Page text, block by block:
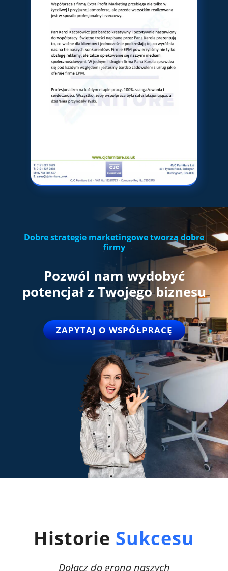
Dobre strategie marketingowe tworzą dobre
firmy
Pozwól nam wydobyć
potencjał z Twojego biznesu
ZAPYTAJ O WSPÓŁPRACĘ
Historie Sukcesu
Dołącz do grona naszych